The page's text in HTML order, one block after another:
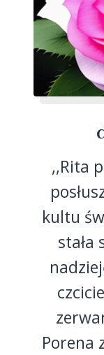
,,Rita
kultu
stała
Porena